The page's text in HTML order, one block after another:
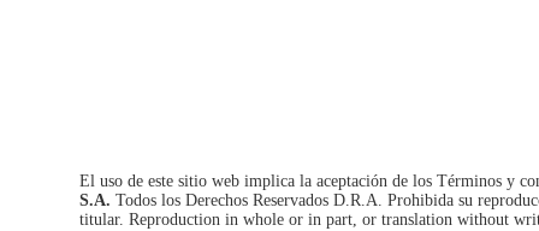
El uso de este sitio web implica la aceptación de los Términos y
S.A. Todos los Derechos Reservados D.R.A. Prohibida su
titular. Reproduction in whole or in part, or translation without